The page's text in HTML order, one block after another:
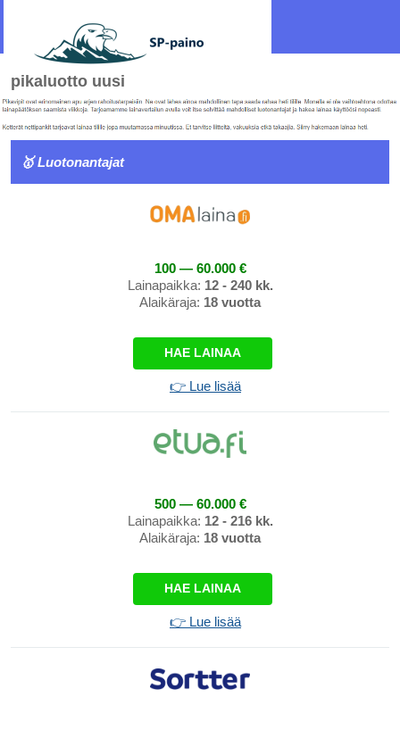
pikaluotto uusi
🥇 Luotonantajat
100 — 60.000 €
Lainapaikka: 12 - 240 kk.
Alaikäraja: 18 vuotta
HAE LAINAA
👉 Lue lisää
500 — 60.000 €
Lainapaikka: 12 - 216 kk.
Alaikäraja: 18 vuotta
HAE LAINAA
👉 Lue lisää